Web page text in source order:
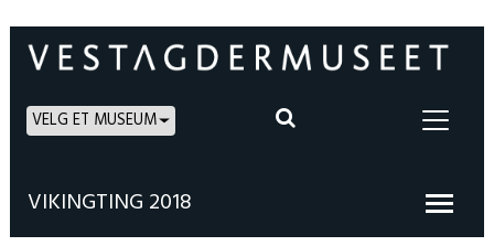
VELG ET MUSEUM
VIKINGTING 2018